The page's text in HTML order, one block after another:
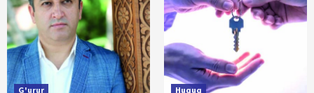
G'urur Huquq